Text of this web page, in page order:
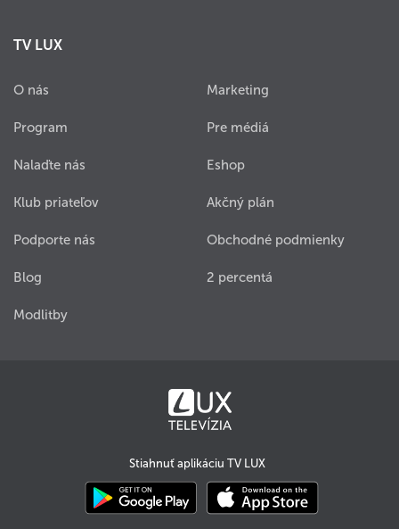
TV LUX
O nás
Program
Nalaďte nás
Klub priateľov
Podporte nás
Blog
Modlitby
Marketing
Pre médiá
Eshop
Akčný plán
Obchodné podmienky
2 percentá
Stiahnuť aplikáciu TV LUX